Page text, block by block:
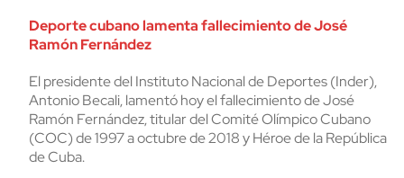
Deporte cubano lamenta fallecimiento de José
Ramón Fernández
El presidente del Instituto Nacional de Deportes (Inder),
Antonio Becali, lamentó hoy el fallecimiento de José
Ramón Fernández, titular del Comité Olímpico Cubano
(COC) de 1997 a octubre de 2018 y Héroe de la República
de Cuba.